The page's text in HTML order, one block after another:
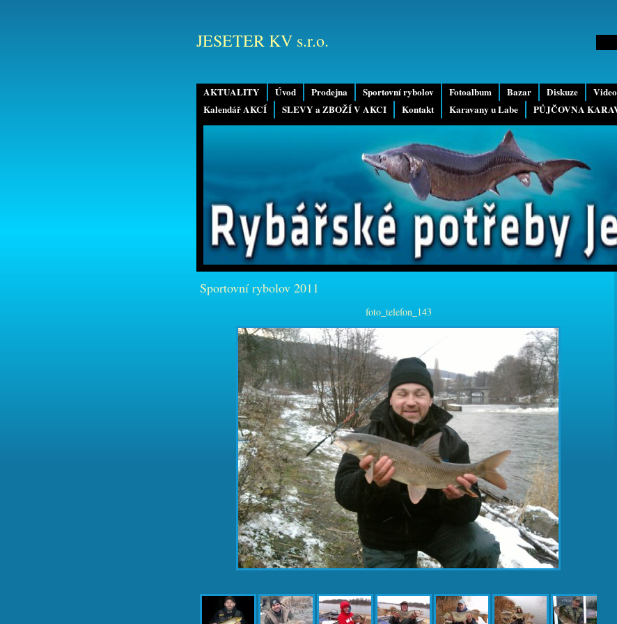
AKTUALITY Úvod Prodejna Sportovní rybolov Fotoalbum Bazar Diskuze Video
Kalendář AKCÍ
SLEVY a ZBOŽÍ V AKCI Kontakt Karavany u Labe PŮJČOVNA
JESETER KV s.r.o.
Sportovní rybolov 2011
foto_telefon_143